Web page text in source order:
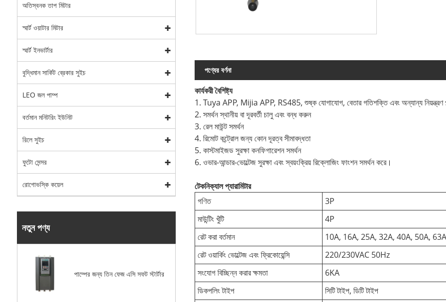
অতিস্বনক তাপ মিটার
স্মার্ট ওয়াটার মিটার
স্মার্ট ইনভার্টার
বুদ্ধিমান সার্কিট ব্রেকার সুইচ
LEO জল পাম্প
বর্তমান মনিটরিং ইউনিট
রিলে সুইচ
ফুটো সেন্সর
রোগোভস্কি কয়েল
নতুন পণ্য
পাম্পের জন্য তিন ফেজ এসি সফট স্টার্টার
পণ্যের বর্ণনা
কার্যকরী বৈশিষ্ট্য
1. Tuya APP, Mijia APP, RS485, শুষ্ক যোগাযোগ, বেতার গতিশক্তি এবং অন্যান্য নিয়ন্ত্রণ
2. সমর্থন স্থানীয় বা দূরবর্তী চালু এবং বন্ধ করুন
3. রেল মাউন্ট সমর্থন
4. রিমোট কন্ট্রোল জন্য কোন দূরত্ব সীমাবদ্ধতা
5. কাস্টমাইজড সুরক্ষা কনফিগারেশন সমর্থন
6. ওভার-আন্ডার-ভোল্টেজ সুরক্ষা এবং স্বয়ংক্রিয় রিক্লোজিং ফাংশন সমর্থন করে।
টেকনিক্যাল প্যারামিটার
গণিত
3P
মাউন্টিং খুঁটি
4P
রেট করা বর্তমান
10A, 16A, 25A, 32A, 40A, 50A,
রেট ওয়ার্কিং ভোল্টেজ এবং ফ্রিকোয়েন্সি
220/230VAC 50Hz
সংযোগ বিচ্ছিন্ন করার ক্ষমতা
6KA
ডিকপলিং টাইপ
সিটি টাইপ, ডিটি টাইপ